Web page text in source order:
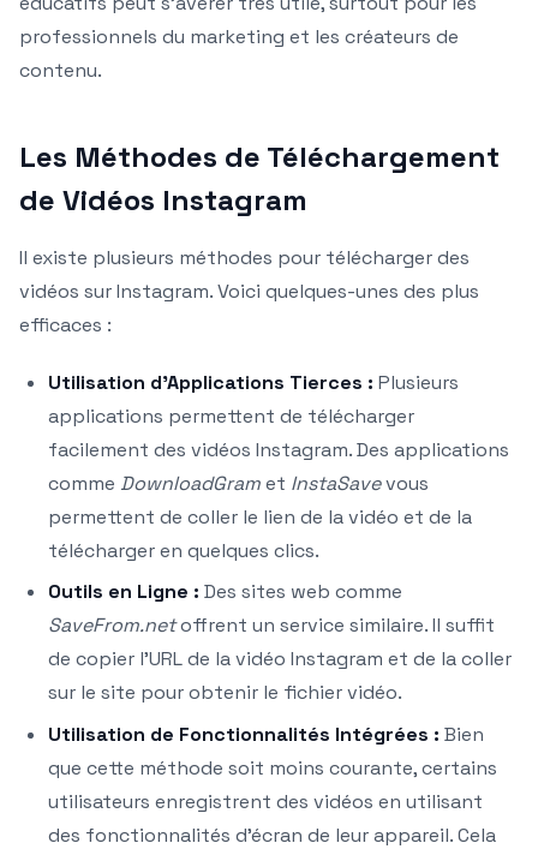
professionnels du marketing et les créateurs de
contenu.
Les Méthodes de Téléchargement
de Vidéos Instagram
Il existe plusieurs méthodes pour télécharger des
vidéos sur Instagram. Voici quelques-unes des plus
efficaces :
Utilisation d’Applications Tierces : Plusieurs
applications permettent de télécharger
facilement des vidéos Instagram. Des applications
comme DownloadGramet InstaSavevous
permettent de coller le lien de la vidéo et de la
télécharger en quelques clics.
Outils en Ligne : Des sites web comme
SaveFrom.netoffrent un service similaire. Il suffit
de copier l’URL de la vidéo Instagram et de la coller
sur le site pour obtenir le fichier vidéo.
Utilisation de Fonctionnalités Intégrées : Bien
que cette méthode soit moins courante, certains
utilisateurs enregistrent des vidéos en utilisant
des fonctionnalités d’écran de leur appareil. Cela